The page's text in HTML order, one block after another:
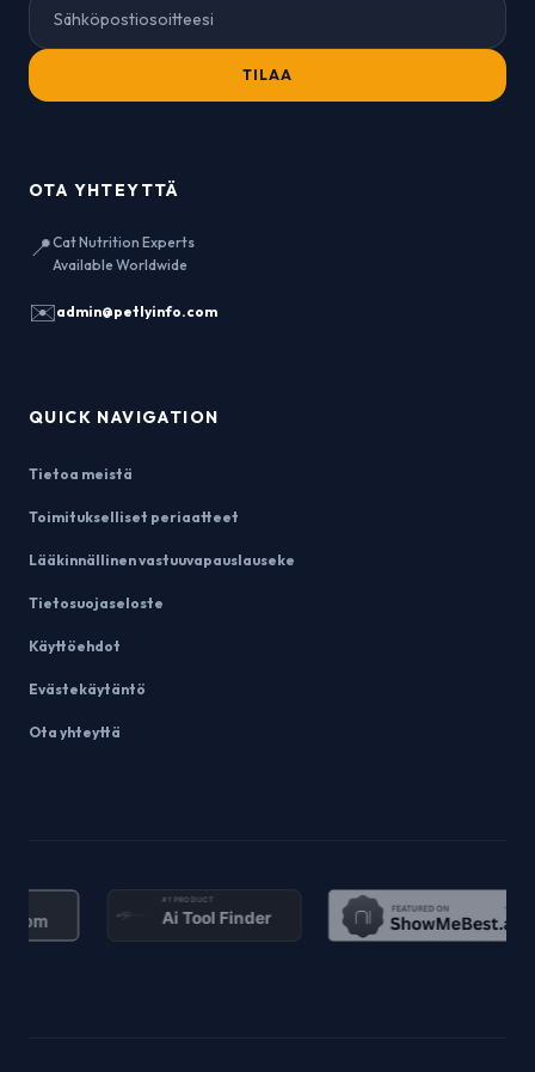
TILAA
OTA YHTEYTTÄ
📍Cat Nutrition Experts
Available Worldwide
✉️admin@petlyinfo.com
QUICK NAVIGATION
Tietoa meistä
Toimitukselliset periaatteet
Lääkinnällinen vastuuvapauslauseke
Tietosuojaseloste
Käyttöehdot
Evästekäytäntö
Ota yhteyttä